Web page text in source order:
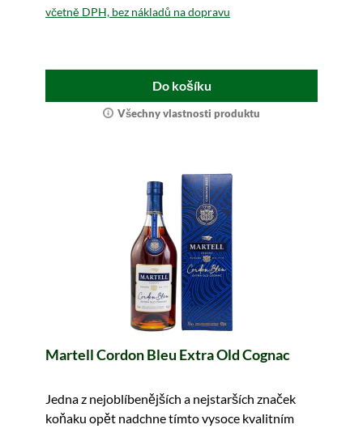
včetně DPH, bez nákladů na dopravu
Do košíku
Všechny vlastnosti produktu
Martell Cordon Bleu Extra Old Cognac
Jedna z nejoblíbenějších a nejstarších značek
koňaku opět nadchne tímto vysoce kvalitním